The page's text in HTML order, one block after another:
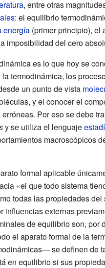
, entre otras
: el equilibrio
energía(primer principio), el
imposibilidad del cero
es lo que hoy se
termodinámica, los
un punto de vista
y el conocer el
Por eso se debe
y se utiliza el lenguaje
macroscópicos
formal aplicable
«el que todo sistema
todas las propiedades
influencias externas
de equilibrio son, por
el aparato formal de la
se definen de
en equilibrio si sus